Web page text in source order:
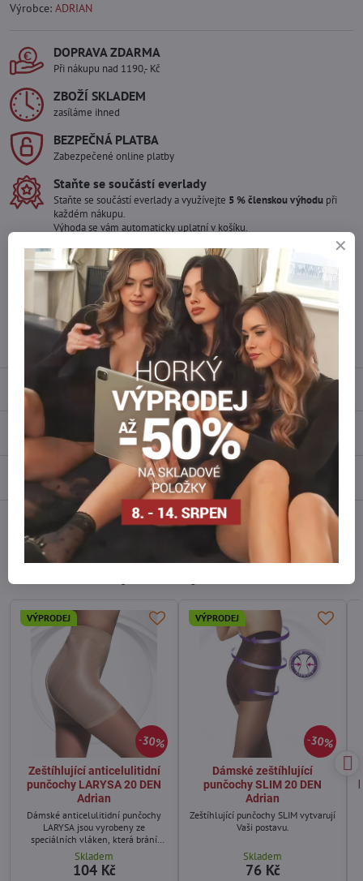
Výrobce: ADRIAN
DOPRAVA ZDARMA
Při nákupu nad 1190,- Kč
ZBOŽÍ SKLADEM
zasíláme ihned
BEZPEČNÁ PLATBA
Zabezpečené online platby
Staňte se součástí everlady
Staňte se součástí everlady a využívejte 5 % členskou výhodu při
každém nákupu.
Výhoda se vám automaticky uplatní v košíku.
Máte zájem o více kusů ?
Kontaktujte nás na mail, zboží pro Vás doskladníme!
info​@everlady​.eu
Popis
Recenze
Diskuse
FacebookTwitter WhatsApp
30%
VÝPRODEJ
Zeštíhlující anticelulitidní
punčochy LARYSA 20 DEN
Adrian
Dámské anticelulitidní punčochy
LARYSA jsou vyrobeny ze
speciálních vláken, která brání
tvorbě celulitidy.
Skladem
104 Kč
30%
VÝPRODEJ
Dámské zeštíhlující
punčochy SLIM 20 DEN
Adrian
Zeštíhlující punčochy SLIM vytvarují
Vaši postavu.
Skladem
76 Kč